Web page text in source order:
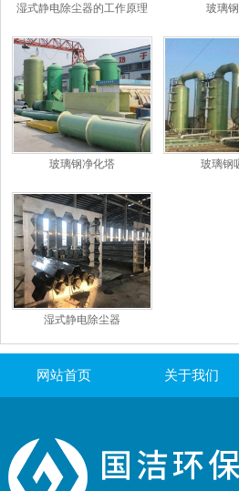
湿式静电除尘器的工作原理
玻璃
玻璃钢净化塔 玻璃钢
湿式静电除尘器
网站首页 关于我们